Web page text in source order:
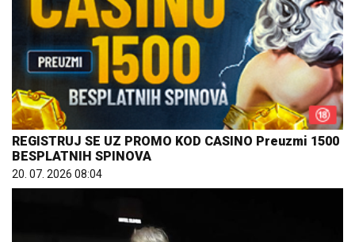
REGISTRUJ SE UZ PROMO KOD CASINO Preuzmi 1500
BESPLATNIH SPINOVA
20. 07. 2026 08:04